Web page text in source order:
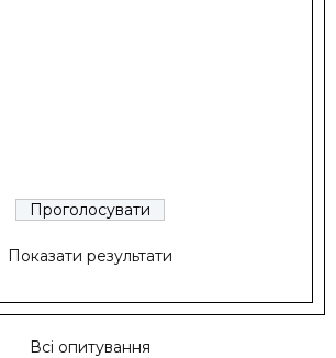
Показати результати
Всі опитування